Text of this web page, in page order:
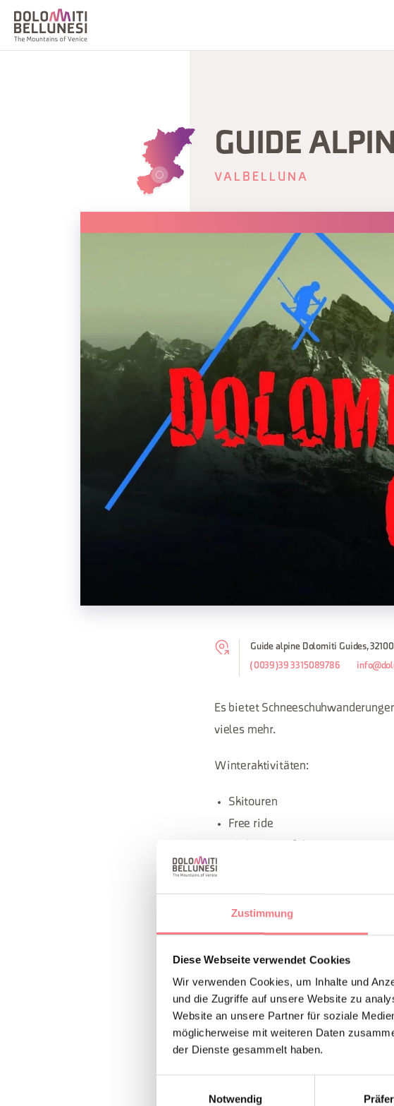
Zustimmung
Diese Webseite verwendet Cookies
Wir verwenden Cookies, um Inhalte und
und die Zugriffe auf unsere Website zu
Website an unsere Partner für soziale
möglicherweise mit weiteren Daten
der Dienste gesammelt haben.
Notwendig
GUIDE
VALBELLUNA
Guide alpine Dolomiti Guides,
(0039)39 3315089786
Es bietet
vieles mehr.
Winteraktivitäten:
Skitouren
Free ride
Trekking
Canyoning
Sportklettern
Bergsteigen
Hochgebirgen Klettersteige
INFORMATIONEN